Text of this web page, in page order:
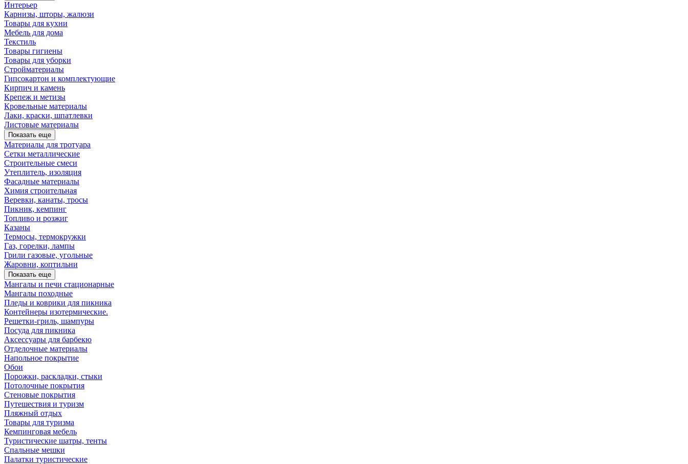
Интерьер
Карнизы, шторы, жалюзи
Товары для кухни
Мебель для дома
Текстиль
Товары гигиены
Товары для уборки
Стройматериалы
Гипсокартон и комплектующие
Кирпич и камень
Крепеж и метизы
Кровельные материалы
Лаки, краски, шпатлевки
Листовые материалы
Показать еще
Материалы для тротуара
Сетки металлические
Строительные смеси
Утеплитель, изоляция
Фасадные материалы
Химия строительная
Веревки, канаты, тросы
Пикник, кемпинг
Топливо и розжиг
Казаны
Термосы, термокружки
Газ, горелки, лампы
Грили газовые, угольные
Жаровни, коптильни
Показать еще
Мангалы и печи стационарные
Мангалы походные
Пледы и коврики для пикника
Контейнеры изотермические.
Решетки-гриль, шампуры
Посуда для пикника
Аксессуары для барбекю
Отделочные материалы
Напольное покрытие
Обои
Порожки, раскладки, стыки
Потолочные покрытия
Стеновые покрытия
Путешествия и туризм
Пляжный отдых
Товары для туризма
Кемпинговая мебель
Туристические шатры, тенты
Спальные мешки
Палатки туристические